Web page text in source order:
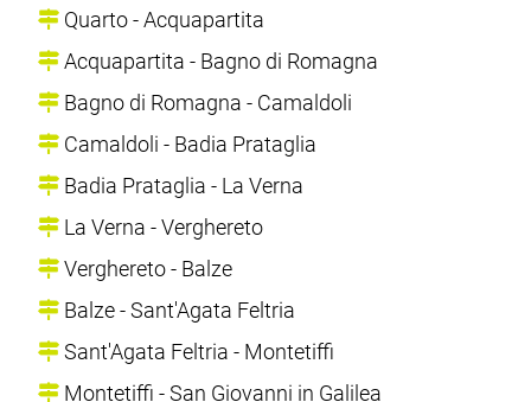
Quarto - Acquapartita
Acquapartita - Bagno di Romagna
Bagno di Romagna - Camaldoli
Camaldoli - Badia Prataglia
Badia Prataglia - La Verna
La Verna - Verghereto
Verghereto - Balze
Balze - Sant'Agata Feltria
Sant'Agata Feltria - Montetiffi
Montetiffi - San Giovanni in Galilea